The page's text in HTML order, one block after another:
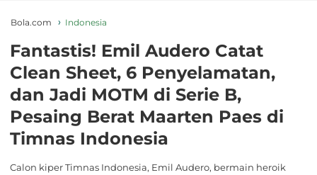
Bola.com Indonesia
Fantastis! Emil Audero Catat
Clean Sheet, 6 Penyelamatan,
dan Jadi MOTM di Serie B,
Pesaing Berat Maarten Paes di
Timnas Indonesia
Calon kiper Timnas Indonesia, Emil Audero, bermain heroik